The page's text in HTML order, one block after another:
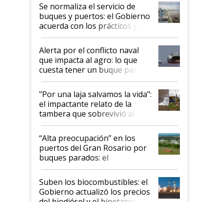
Se normaliza el servicio de
buques y puertos: el Gobierno
acuerda con los prácticos y
suspende el decreto de
desregulación
Alerta por el conflicto naval
que impacta al agro: lo que
cuesta tener un buque parado
y el peligro de que Argentina
pase a ser "país sucio"
"Por una laja salvamos la vida":
el impactante relato de la
tambera que sobrevivió al
tornado
“Alta preocupación” en los
puertos del Gran Rosario por
buques parados: el
funcionamiento de las
exportadoras en tensión tras
la medida de fuerza de los
prácticos
Suben los biocombustibles: el
Gobierno actualizó los precios